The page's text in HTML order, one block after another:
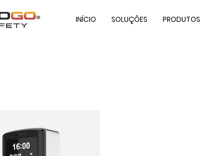
INÍCIO SOLUÇÕES PRODUTOS